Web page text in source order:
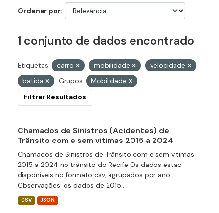
Ordenar por
1 conjunto de dados encontrado
Etiquetas: carro mobilidade
velocidade
batida
Grupos:
Mobilidade
Filtrar Resultados
Chamados de Sinistros (Acidentes) de
Trânsito com e sem vitimas 2015 a 2024
Chamados de Sinistros de Trânsito com e sem vitimas
2015 a 2024 no trânsito do Recife Os dados estão
disponíveis no formato csv, agrupados por ano.
Observações: os dados de 2015...
CSV JSON